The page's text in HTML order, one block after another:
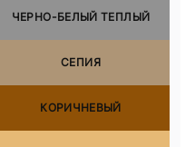
ЧЕРНО-БЕЛЫЙ ТЕПЛЫЙ
СЕПИЯ
КОРИЧНЕВЫЙ